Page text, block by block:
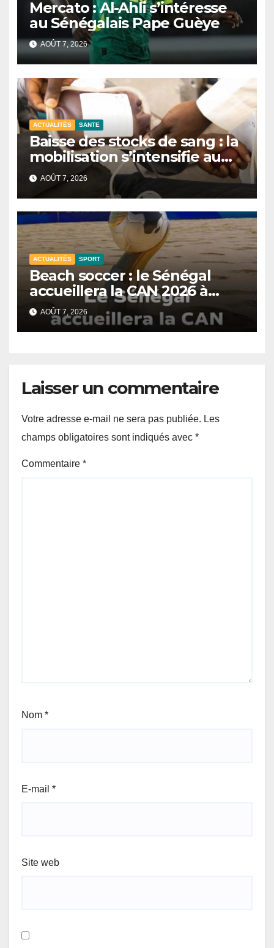
Mercato : Al-Ahli s’intéresse
au Sénégalais Pape Guèye
AOÛT 7, 2026
ACTUALITÉS SANTE
Baisse des stocks de sang : la
mobilisation s’intensifie au
CNTS de Dakar.
AOÛT 7, 2026
ACTUALITÉS SPORT
Beach soccer : le Sénégal
accueillera la CAN 2026 à
Dakar.
AOÛT 7, 2026
Laisser un commentaire
Votre adresse e-mail ne sera pas publiée. Les
champs obligatoires sont indiqués avec *
Commentaire *
Nom *
E-mail *
Site web